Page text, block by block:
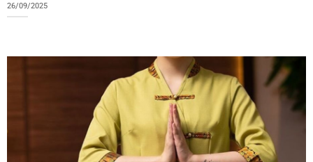
26/09/2025